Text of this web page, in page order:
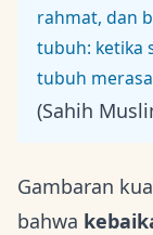
rahmat, dan
tubuh: ketika
tubuh
(Sahih
Gambaran
bahwa